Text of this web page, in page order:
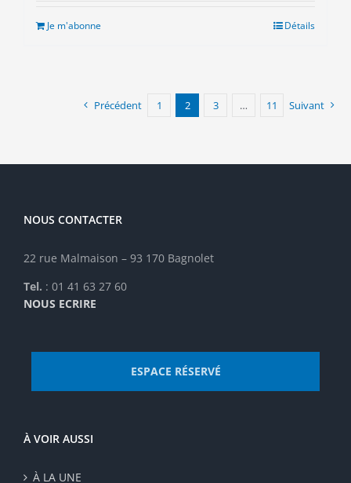
Je m'abonne Détails
Précédent 1 2 3 … 11 Suivant
NOUS CONTACTER
22 rue Malmaison – 93 170 Bagnolet
Tel. : 01 41 63 27 60
NOUS ECRIRE
ESPACE RÉSERVÉ
À VOIR AUSSI
À LA UNE